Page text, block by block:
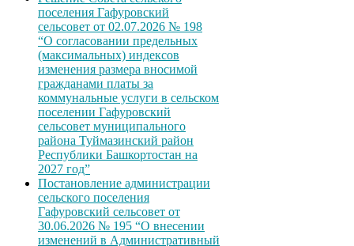
поселения Гафуровский
сельсовет от 02.07.2026 № 198
“О согласовании предельных
(максимальных) индексов
изменения размера вносимой
гражданами платы за
коммунальные услуги в сельском
поселении Гафуровский
сельсовет муниципального
района Туймазинский район
Республики Башкортостан на
2027 год”
Постановление администрации
сельского поселения
Гафуровский сельсовет от
30.06.2026 № 195 “О внесении
изменений в Административный